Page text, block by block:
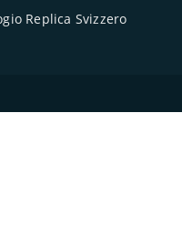
Replica Svizzero